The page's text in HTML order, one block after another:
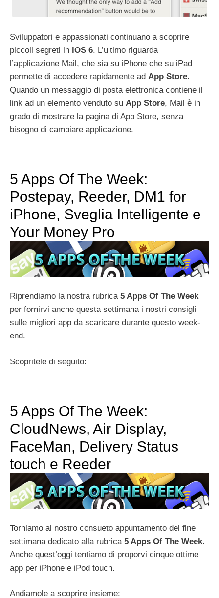
Sviluppatori e appassionati continuano a scoprire
piccoli segreti in iOS 6. L’ultimo riguarda
l’applicazione Mail, che sia su iPhone che su iPad
permette di accedere rapidamente ad App Store.
Quando un messaggio di posta elettronica contiene il
link ad un elemento venduto su App Store, Mail è in
grado di mostrare la pagina di App Store, senza
bisogno di cambiare applicazione.
5 Apps Of The Week:
Postepay, Reeder, DM1 for
iPhone, Sveglia Intelligente e
Your Money Pro
Riprendiamo la nostra rubrica 5 Apps Of The Week
per fornirvi anche questa settimana i nostri consigli
sulle migliori app da scaricare durante questo week-
end.
Scopritele di seguito:
5 Apps Of The Week:
CloudNews, Air Display,
FaceMan, Delivery Status
touch e Reeder
Torniamo al nostro consueto appuntamento del fine
settimana dedicato alla rubrica 5 Apps Of The Week.
Anche quest’oggi tentiamo di proporvi cinque ottime
app per iPhone e iPod touch.
Andiamole a scoprire insieme: